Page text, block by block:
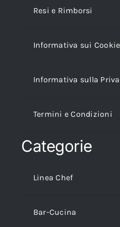
Resi e Rimborsi
Informativa sui
Informativa sulla
Termini e Condizioni
Categorie
Linea Chef
Bar-Cucina